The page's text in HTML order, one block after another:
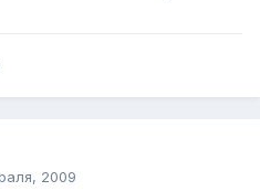
2009